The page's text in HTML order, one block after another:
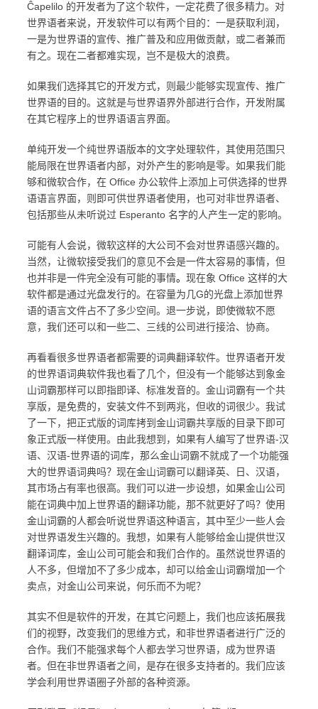
Ĉapelilo 的开发者为了这个软件，一定花费了很多精力。对
世界语者来说，开发软件可以有两个目的：一是获取利润，
一是为世界语的宣传、推广普及和应用做贡献，或二者兼而
有之。现在二者都难实现，岂不是极大的浪费。
如果我们选择其它的开发方式，则最少能够实现宣传、推广
世界语的目的。这就是与世界语界外部进行合作，开发附属
在其它程序上的世界语语言界面。
单纯开发一个纯世界语版本的文字处理软件，其使用范围只
能局限在世界语者内部，对外产生的影响是零。如果我们能
够和微软合作，在 Office 办公软件上添加上可供选择的世界
语语言界面，则即可供世界语者使用，也可对非世界语者、
包括那些从未听说过 Esperanto 名字的人产生一定的影响。
可能有人会说，微软这样的大公司不会对世界语感兴趣的。
当然，让微软接受我们的意见不会是一件太容易的事情，但
也并非是一件完全没有可能的事情。 现在象 Office 这样的大
软件都是通过光盘发行的。在容量为几G的光盘上添加世界
语的语言文件占不了多少空间。退一步说，即使微软不愿
意，我们还可以和一些二、三线的公司进行接洽、协商。
再看看很多世界语者都需要的词典翻译软件。世界语者开发
的世界语词典软件我也看了几个，但没有一个能够达到象金
山词霸那样可以即指即译、标准发音的。金山词霸有一个共
享版，是免费的，安装文件不到两兆，但收的词很少。我试
了一下，把正式版的词库拷到金山词霸共享版的目录下即可
象正式版一样使用。由此我想到，如果有人编写了世界语-汉
语、汉语-世界语的词库，那么金山词霸不就成了一个功能强
大的世界语词典吗？现在金山词霸可以翻译英、日、汉语，
其市场占有率也很高。我们可以进一步设想，如果金山公司
能在词典中加上世界语的翻译功能，那不就更好了吗？使用
金山词霸的人都会听说世界语这种语言，其中至少一些人会
对世界语发生兴趣的。我想，如果有人能够给金山提供世汉
翻译词库，金山公司可能会和我们合作的。虽然说世界语的
人不多，但增加不了多少成本，却可以给金山词霸增加一个
卖点，对金山公司来说，何乐而不为呢？
其实不但是软件的开发，在其它问题上，我们也应该拓展我
们的视野，改变我们的思维方式，和非世界语者进行广泛的
合作。我们不能强求每个人都去学习世界语，成为世界语
者。但在非世界语者之间，是存在很多支持者的。我们应该
学会利用世界语圈子外部的各种资源。